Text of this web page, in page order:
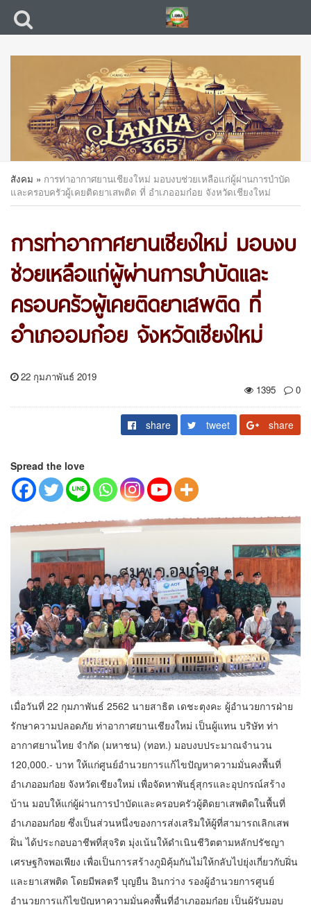
สังคม » การท่าอากาศยานเชียงใหม่ มอบงบช่วยเหลือแก่ผู้ผ่านการบำบัด
และครอบครัวผู้เคยติดยาเสพติด ที่ อำเภออมก๋อย จังหวัดเชียงใหม่
การท่าอากาศยานเชียงใหม่ มอบงบ
ช่วยเหลือแก่ผู้ผ่านการบำบัดและ
ครอบครัวผู้เคยติดยาเสพติด ที่
อำเภออมก๋อย จังหวัดเชียงใหม่
22 กุมภาพันธ์ 2019
1395
0
share tweet share
Spread the love
เมื่อวันที่ 22 กุมภาพันธ์ 2562 นายสาธิต เดชะตุงคะ ผู้อำนวยการฝ่าย
รักษาความปลอดภัย ท่าอากาศยานเชียงใหม่ เป็นผู้แทน บริษัท ท่า
อากาศยานไทย จำกัด (มหาชน) (ทอท.) มอบงบประมาณจำนวน
120,000.- บาท ให้แก่ศูนย์อำนวยการแก้ไขปัญหาความมั่นคงพื้นที่
อำเภออมก๋อย จังหวัดเชียงใหม่ เพื่อจัดหาพันธุ์สุกรและอุปกรณ์สร้าง
บ้าน มอบให้แก่ผู้ผ่านการบำบัดและครอบครัวผู้ติดยาเสพติดในพื้นที่
อำเภออมก๋อย ซึ่งเป็นส่วนหนึ่งของการส่งเสริมให้ผู้ที่สามารถเลิกเสพ
ฝิ่น ได้ประกอบอาชีพที่สุจริต มุ่งเน้นให้ดำเนินชีวิตตามหลักปรัชญา
เศรษฐกิจพอเพียง เพื่อเป็นการสร้างภูมิคุ้มกันไม่ให้กลับไปยุ่งเกี่ยวกับฝิ่น
และยาเสพติด โดยมีพลตรี บุญยืน อินกว่าง รองผู้อำนวยการศูนย์
อำนวยการแก้ไขปัญหาความมั่นคงพื้นที่อำเภออมก๋อย เป็นผู้รับมอบ